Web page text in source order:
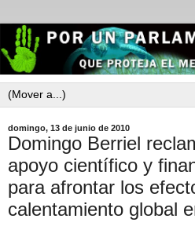
domingo, 13 de junio de 2010
Domingo Berriel
apoyo científico y
para afrontar los
calentamiento global